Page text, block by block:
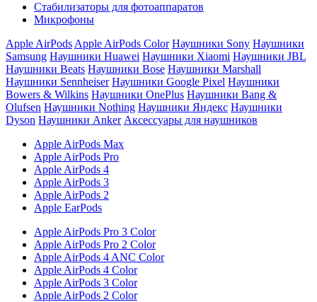
Стабилизаторы для фотоаппаратов
Микрофоны
Apple AirPods Apple AirPods Color Наушники Sony Наушники
Samsung Наушники Huawei Наушники Xiaomi Наушники JBL
Наушники Beats Наушники Bose Наушники Marshall
Наушники Sennheiser Наушники Google Pixel Наушники
Bowers & Wilkins Наушники OnePlus Наушники Bang &
Olufsen Наушники Nothing Наушники Яндекс Наушники
Dyson Наушники Anker Аксессуары для наушников
Apple AirPods Max
Apple AirPods Pro
Apple AirPods 4
Apple AirPods 3
Apple AirPods 2
Apple EarPods
Apple AirPods Pro 3 Color
Apple AirPods Pro 2 Color
Apple AirPods 4 ANC Color
Apple AirPods 4 Color
Apple AirPods 3 Color
Apple AirPods 2 Color